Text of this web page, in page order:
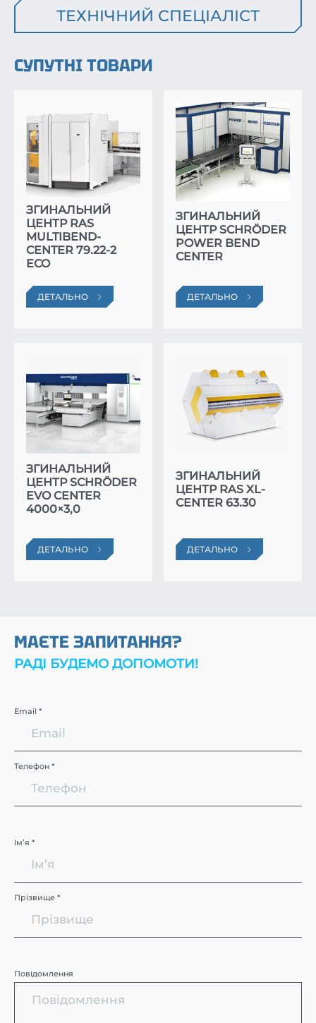
ТЕХНІЧНИЙ СПЕЦІАЛІСТ
СУПУТНІ ТОВАРИ
ЗГИНАЛЬНИЙ
ЦЕНТР RAS
MULTIBEND-
CENTER 79.22-2
ECO
ДЕТАЛЬНО
ЗГИНАЛЬНИЙ
ЦЕНТР SCHRÖDER
POWER BEND
CENTER
ДЕТАЛЬНО
ЗГИНАЛЬНИЙ
ЦЕНТР SCHRÖDER
EVO CENTER
4000×3,0
ДЕТАЛЬНО
ЗГИНАЛЬНИЙ
ЦЕНТР RAS XL-
CENTER 63.30
ДЕТАЛЬНО
МАЄТЕ ЗАПИТАННЯ?
РАДІ БУДЕМО ДОПОМОТИ!
Email *
Телефон *
Імʼя *
Прізвище *
Повідомлення